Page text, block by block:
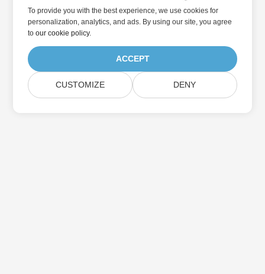
To provide you with the best experience, we use cookies for
personalization, analytics, and ads. By using our site, you agree
toour cookie policy.
ACCEPT
CUSTOMIZE DENY